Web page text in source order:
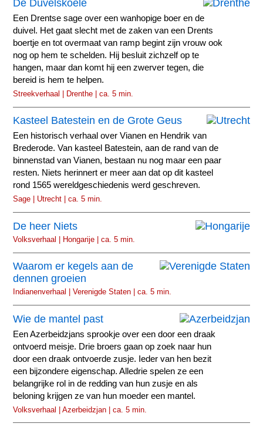
De Duvelskoele
Een Drentse sage over een wanhopige boer en de
duivel. Het gaat slecht met de zaken van een Drents
boertje en tot overmaat van ramp begint zijn vrouw ook
nog op hem te schelden. Hij besluit zichzelf op te
hangen, maar dan komt hij een zwerver tegen, die
bereid is hem te helpen.
Streekverhaal | Drenthe | ca. 5 min.
Kasteel Batestein en de Grote Geus
Een historisch verhaal over Vianen en Hendrik van
Brederode. Van kasteel Batestein, aan de rand van de
binnenstad van Vianen, bestaan nu nog maar een paar
resten. Niets herinnert er meer aan dat op dit kasteel
rond 1565 wereldgeschiedenis werd geschreven.
Sage | Utrecht | ca. 5 min.
De heer Niets
Volksverhaal | Hongarije | ca. 5 min.
Waarom er kegels aan de
dennen groeien
Indianenverhaal | Verenigde Staten | ca. 5 min.
Wie de mantel past
Een Azerbeidzjans sprookje over een door een draak
ontvoerd meisje. Drie broers gaan op zoek naar hun
door een draak ontvoerde zusje. Ieder van hen bezit
een bijzondere eigenschap. Alledrie spelen ze een
belangrijke rol in de redding van hun zusje en als
beloning krijgen ze van hun moeder een mantel.
Volksverhaal | Azerbeidzjan | ca. 5 min.